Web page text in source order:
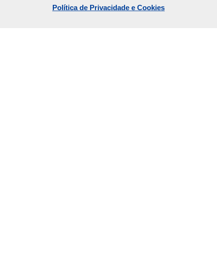
Política de Privacidade e Cookies